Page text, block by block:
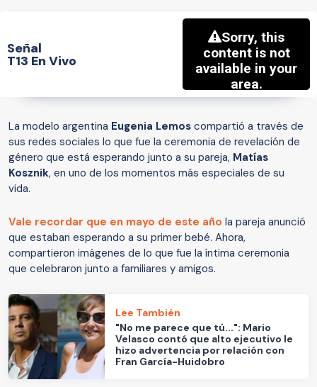
Señal
T13 En Vivo
La modelo argentina Eugenia Lemos compartió a través de
sus redes sociales lo que fue la ceremonia de revelación de
género que está esperando junto a su pareja, Matías
Kosznik, en uno de los momentos más especiales de su
vida.
Vale recordar que en mayo de este año la pareja anunció
que estaban esperando a su primer bebé. Ahora,
compartieron imágenes de lo que fue la íntima ceremonia
que celebraron junto a familiares y amigos.
Lee También
"No me parece que tú...": Mario
Velasco contó que alto ejecutivo le
hizo advertencia por relación con
Fran García-Huidobro